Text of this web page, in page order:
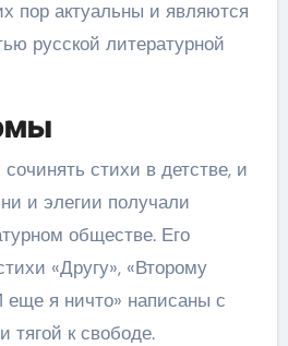
пор актуальны и являются
русской литературной
стихи в детстве, и
и элегии получали
обществе. Его
«Другу», «Второму
еще я ничто» написаны с
к свободе.